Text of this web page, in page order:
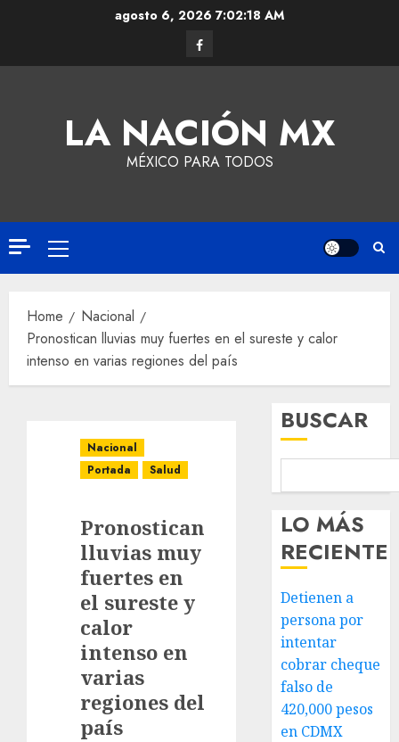
agosto 6, 2026 7:02:19 AM
LA NACIÓN MX
MÉXICO PARA TODOS
Home
Nacional
Pronostican lluvias muy fuertes en el sureste y calor
intenso en varias regiones del país
Nacional
Portada
Salud
Pronostican
lluvias muy
fuertes en
el sureste y
calor
intenso en
varias
regiones del
país
BUSCAR
LO MÁS
RECIENTE
Detienen a
persona por
intentar
cobrar cheque
falso de
420,000 pesos
en CDMX